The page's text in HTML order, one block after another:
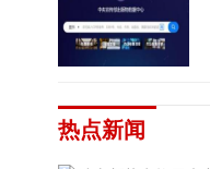
热点新闻